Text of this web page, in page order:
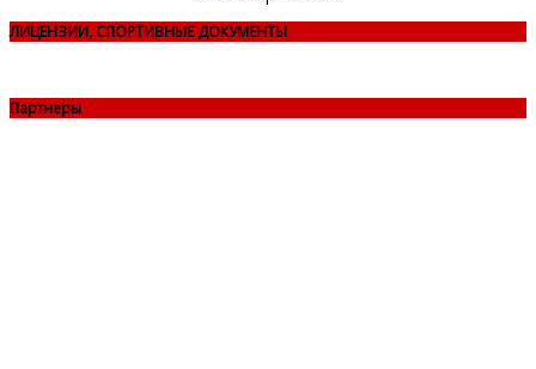
ЛИЦЕНЗИИ, СПОРТИВНЫЕ ДОКУМЕНТЫ
Партнеры